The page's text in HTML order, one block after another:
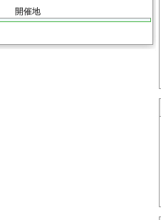
開催地